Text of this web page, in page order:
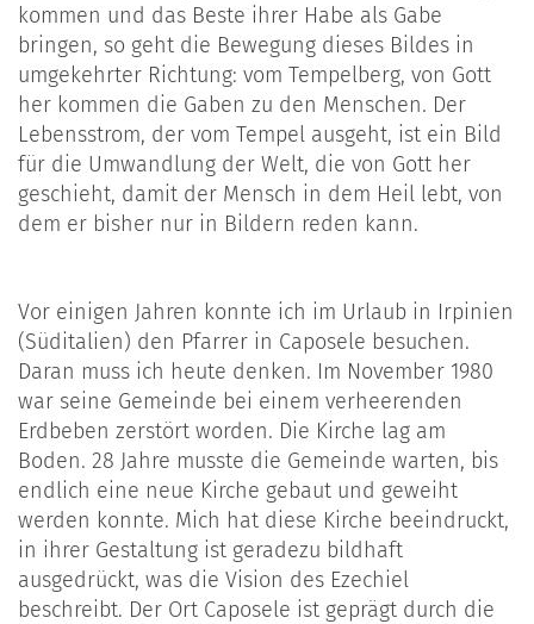
kommen und das Beste ihrer Habe als Gabe
bringen, so geht die Bewegung dieses Bildes in
umgekehrter Richtung: vom Tempelberg, von Gott
her kommen die Gaben zu den Menschen. Der
Lebensstrom, der vom Tempel ausgeht, ist ein Bild
für die Umwandlung der Welt, die von Gott her
geschieht, damit der Mensch in dem Heil lebt, von
dem er bisher nur in Bildern reden kann.
Vor einigen Jahren konnte ich im Urlaub in Irpinien
(Süditalien) den Pfarrer in Caposele besuchen.
Daran muss ich heute denken. Im November 1980
war seine Gemeinde bei einem verheerenden
Erdbeben zerstört worden. Die Kirche lag am
Boden. 28 Jahre musste die Gemeinde warten, bis
endlich eine neue Kirche gebaut und geweiht
werden konnte. Mich hat diese Kirche beeindruckt,
in ihrer Gestaltung ist geradezu bildhaft
ausgedrückt, was die Vision des Ezechiel
beschreibt. Der Ort Caposele ist geprägt durch die